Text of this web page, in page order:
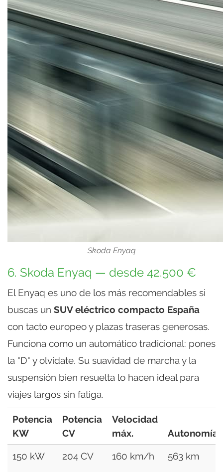
Skoda Enyaq
6. Skoda Enyaq — desde 42.500 €
El Enyaq es uno de los más recomendables si
buscas un SUV eléctrico compacto España
con tacto europeo y plazas traseras generosas.
Funciona como un automático tradicional: pones
la "D" y olvídate. Su suavidad de marcha y la
suspensión bien resuelta lo hacen ideal para
viajes largos sin fatiga.
Potencia
KW
Potencia
CV
Velocidad
máx.
Autonomía
150 kW 204 CV 160 km/h 563 km